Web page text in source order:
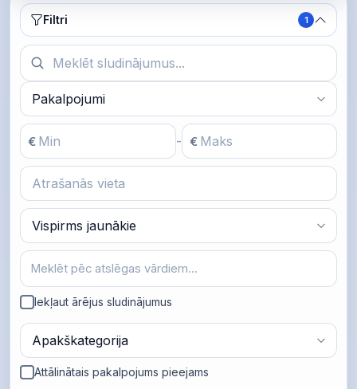
Filtri
Filtri 1
€ - €
Iekļaut ārējus sludinājumus
Attālinātais pakalpojums pieejams